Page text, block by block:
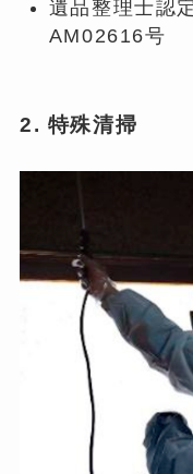
遺品整理士認
AM02616号
2. 特殊清掃